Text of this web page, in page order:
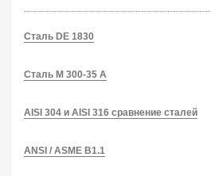
Сталь DE 1830
Сталь M 300-35 A
AISI 304 и AISI 316 сравнение сталей
ANSI / ASME B1.1